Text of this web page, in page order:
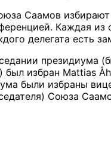
Саамов
Каждая из
делегата есть
президиума
избран Mattias
были избраны
Союза